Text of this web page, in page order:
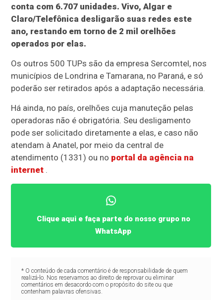
conta com 6.707 unidades. Vivo, Algar e
Claro/Telefônica desligarão suas redes este
ano, restando em torno de 2 mil orelhões
operados por elas.
Os outros 500 TUPs são da empresa Sercomtel, nos
municípios de Londrina e Tamarana, no Paraná, e só
poderão ser retirados após a adaptação necessária.
Há ainda, no país, orelhões cuja manuteção pelas
operadoras não é obrigatória. Seu desligamento
pode ser solicitado diretamente a elas, e caso não
atendam à Anatel, por meio da central de
atendimento (1331) ou no portal da agência na
internet .
Clique aqui e faça parte do nosso grupo no
WhatsApp
* O conteúdo de cada comentário é de responsabilidade de quem
realizá-lo. Nos reservamos ao direito de reprovar ou eliminar
comentários em desacordo com o propósito do site ou que
contenham palavras ofensivas.